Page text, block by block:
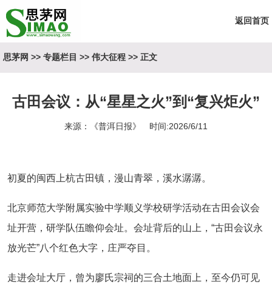
返回首页
思茅网 >> 专题栏目 >> 伟大征程>> 正文
古田会议：从“星星之火”到“复兴炬火”
来源：《普洱日报》 时间:2026/6/11
初夏的闽西上杭古田镇，漫山青翠，溪水潺潺。
北京师范大学附属实验中学顺义学校研学活动在古田会议会
址开营，研学队伍瞻仰会址。会址背后的山上，“古田会议永
放光芒”八个红色大字，庄严夺目。
走进会址大厅，曾为廖氏宗祠的三合土地面上，至今仍可见